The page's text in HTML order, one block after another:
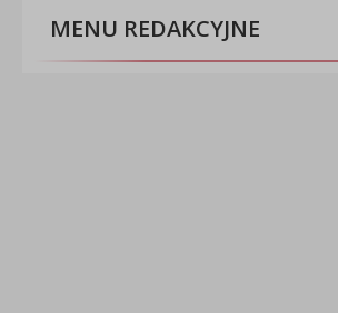
MENU REDAKCYJNE